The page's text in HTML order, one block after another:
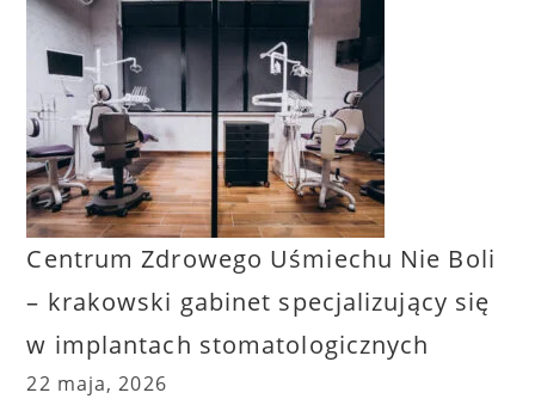
Centrum Zdrowego Uśmiechu Nie Boli
– krakowski gabinet specjalizujący się
w implantach stomatologicznych
22 maja, 2026